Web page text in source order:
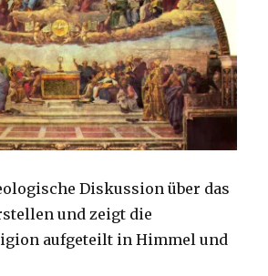
Diskussion über das
und zeigt die
aufgeteilt in Himmel und